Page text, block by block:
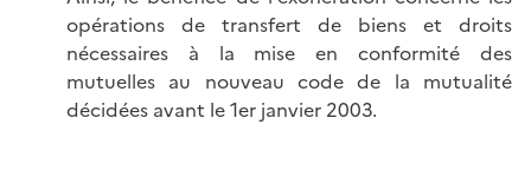
opérations de transfert de biens et droits
nécessaires à la mise en conformité des
mutuelles au nouveau code de la mutualité
décidées avant le 1er janvier 2003.